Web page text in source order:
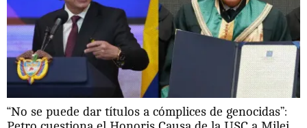
“No se puede dar títulos a cómplices de genocidas”: